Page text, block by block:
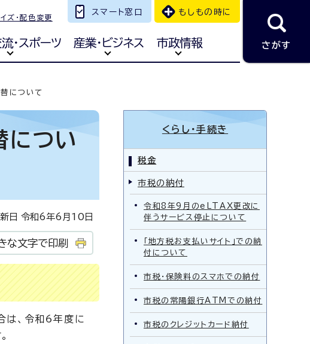
ズ・配色変更
スマート窓口 もしもの時に
・スポーツ 産業・ビジネス 市政情報 さがす
について
につい
日 令和6年6月10日
な文字で印刷
は、令和6年度に
。
くらし・手続き
税金
市税の納付
令和8年9月のeLTAX更改に
伴うサービス停止について
「地方税お支払いサイト」での納
付について
市税・保険料のスマホでの納付
市税の常陽銀行ATMでの納付
市税のクレジットカード納付